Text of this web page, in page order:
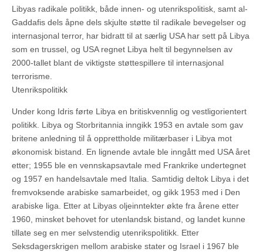
Libyas radikale politikk, både innen- og utenrikspolitisk, samt al-
Gaddafis dels åpne dels skjulte støtte til radikale bevegelser og
internasjonal terror, har bidratt til at særlig USA har sett på Libya
som en trussel, og USA regnet Libya helt til begynnelsen av
2000-tallet blant de viktigste støttespillere til internasjonal
terrorisme.
Utenrikspolitikk
Under kong Idris førte Libya en britiskvennlig og vestligorientert
politikk. Libya og Storbritannia inngikk 1953 en avtale som gav
britene anledning til å opprettholde militærbaser i Libya mot
økonomisk bistand. En lignende avtale ble inngått med USA året
etter; 1955 ble en vennskapsavtale med Frankrike undertegnet
og 1957 en handelsavtale med Italia. Samtidig deltok Libya i det
fremvoksende arabiske samarbeidet, og gikk 1953 med i Den
arabiske liga. Etter at Libyas oljeinntekter økte fra årene etter
1960, minsket behovet for utenlandsk bistand, og landet kunne
tillate seg en mer selvstendig utenrikspolitikk. Etter
Seksdagerskrigen mellom arabiske stater og Israel i 1967 ble